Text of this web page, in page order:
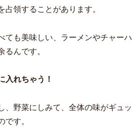
占領することがあります。
ても美味しい、ラーメンやチャーハ
るんです。
入れちゃう！
、野菜にしみて、全体の味がギュッ
です。